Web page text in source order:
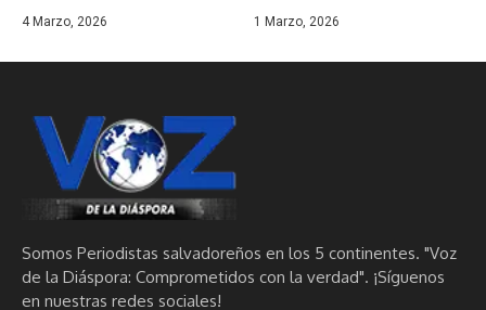
4 Marzo, 2026 1 Marzo, 2026
Somos Periodistas salvadoreños en los 5 continentes. "Voz
de la Diáspora: Comprometidos con la verdad". ¡Síguenos
en nuestras redes sociales!